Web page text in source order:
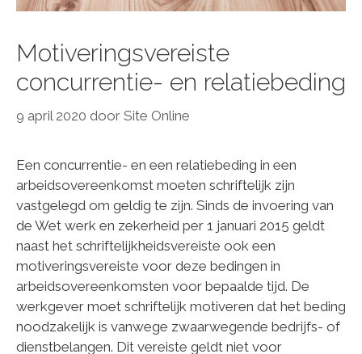
Motiveringsvereiste
concurrentie- en relatiebeding
9 april 2020 door Site Online
Een concurrentie- en een relatiebeding in een
arbeidsovereenkomst moeten schriftelijk zijn
vastgelegd om geldig te zijn. Sinds de invoering van
de Wet werk en zekerheid per 1 januari 2015 geldt
naast het schriftelijkheidsvereiste ook een
motiveringsvereiste voor deze bedingen in
arbeidsovereenkomsten voor bepaalde tijd. De
werkgever moet schriftelijk motiveren dat het beding
noodzakelijk is vanwege zwaarwegende bedrijfs- of
dienstbelangen. Dit vereiste geldt niet voor